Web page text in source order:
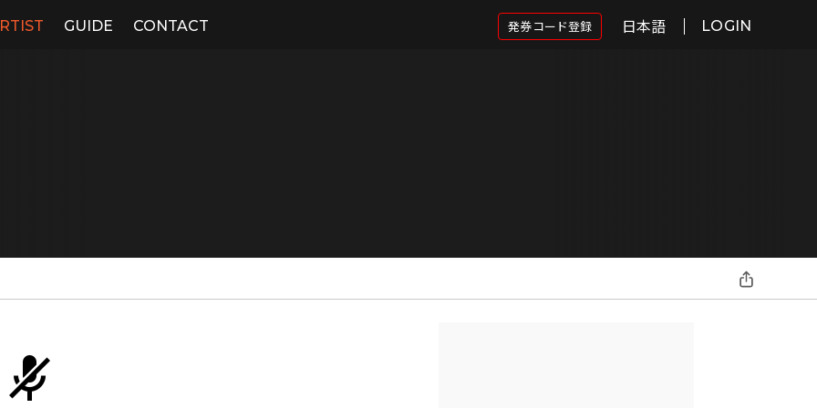
GUIDE CONTACT 発券コード登録 日本語 LOGIN